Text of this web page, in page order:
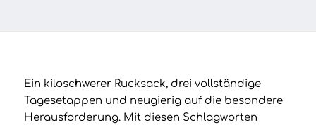
Ein kiloschwerer Rucksack, drei vollständige
Tagesetappen und neugierig auf die besondere
Herausforderung. Mit diesen Schlagworten